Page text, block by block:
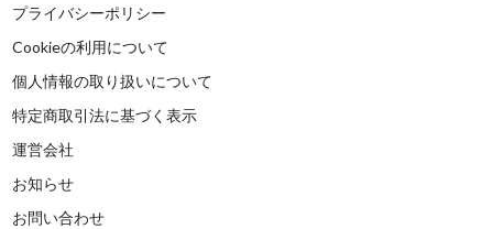
プライバシーポリシー
Cookieの利用について
個人情報の取り扱いについて
特定商取引法に基づく表示
運営会社
お知らせ
お問い合わせ